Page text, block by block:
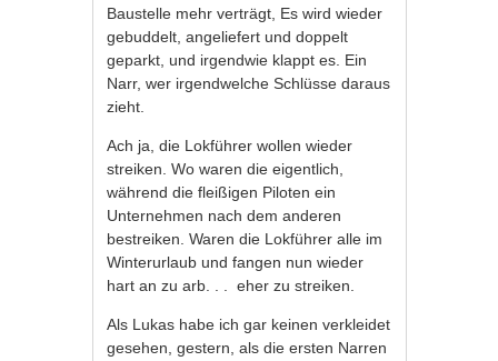
Baustelle mehr verträgt, Es wird wieder
gebuddelt, angeliefert und doppelt
geparkt, und irgendwie klappt es. Ein
Narr, wer irgendwelche Schlüsse daraus
zieht.
Ach ja, die Lokführer wollen wieder
streiken. Wo waren die eigentlich,
während die fleißigen Piloten ein
Unternehmen nach dem anderen
bestreiken. Waren die Lokführer alle im
Winterurlaub und fangen nun wieder
hart an zu arb. . . eher zu streiken.
Als Lukas habe ich gar keinen verkleidet
gesehen, gestern, als die ersten Narren